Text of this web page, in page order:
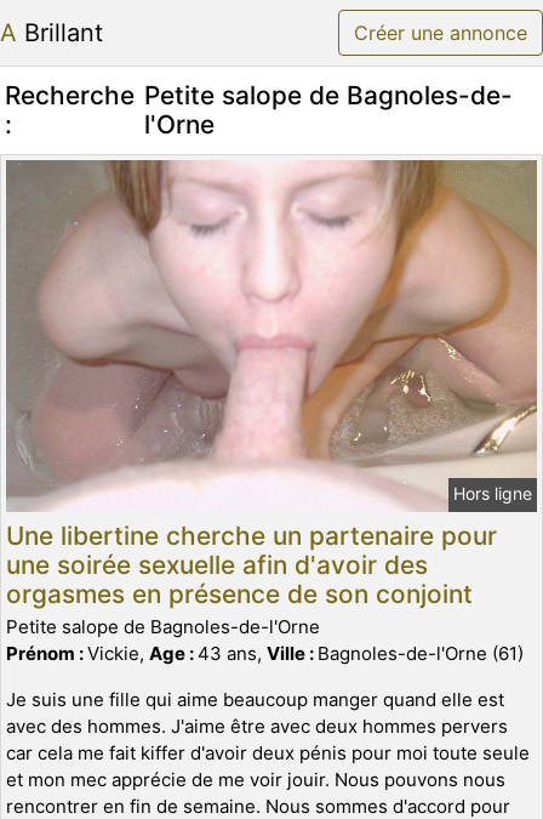
A Brillant Créer une annonce
Recherche
:
Petite salope de Bagnoles-de-
l'Orne
Hors ligne
Une libertine cherche un partenaire pour
une soirée sexuelle afin d'avoir des
orgasmes en présence de son conjoint
Petite salope de Bagnoles-de-l'Orne
Prénom :Vickie, Age :43 ans, Ville : Bagnoles-de-l'Orne (61)
Je suis une fille qui aime beaucoup manger quand elle est
avec des hommes. J'aime être avec deux hommes pervers
car cela me fait kiffer d'avoir deux pénis pour moi toute seule
et mon mec apprécie de me voir jouir. Nous pouvons nous
rencontrer en fin de semaine. Nous sommes d'accord pour